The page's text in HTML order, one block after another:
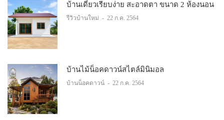
บ้านเดี๋ยวเรียบง่าย สะอาดตา ขนาด 2 ห้องนอน
รีวิวบ้านใหม่ - 22 ก.ค. 2564
บ้านไม้น็อคดาวน์สไตล์มินิมอล
บ้านน็อคดาวน์ - 22 ก.ค. 2564